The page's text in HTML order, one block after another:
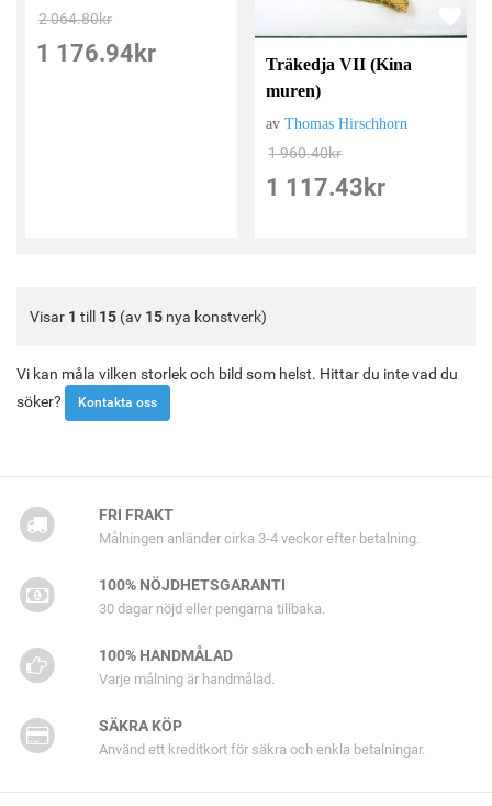
2 064.80kr
1 176.94 kr
Träkedja VII (Kina
muren)
avThomas Hirschhorn
1 960.40kr
1 117.43 kr
Visar 1 till 15 (av 15 nya konstverk)
Vi kan måla vilken storlek och bild som helst. Hittar du inte vad du
söker?
Kontakta oss
FRI FRAKT
Målningen anländer cirka 3-4 veckor efter betalning.
100% NÖJDHETSGARANTI
30 dagar nöjd eller pengarna tillbaka.
100% HANDMÅLAD
Varje målning är handmålad.
SÄKRA KÖP
Använd ett kreditkort för säkra och enkla betalningar.